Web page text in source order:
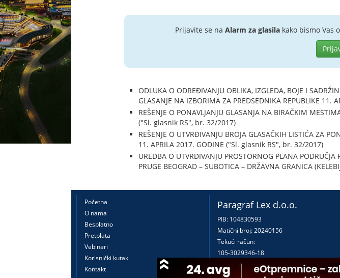
Prijavite se na Alarm za glasilakako bismo Vas
ODLUKA O ODREĐIVANJU OBLIKA, IZGLEDA, BOJE I
GLASANJE NA IZBORIMA ZA PREDSEDNIKA REPUBLIKE
REŠENJE O PONAVLJANJU GLASANJA NA BIRAČKIM
("Sl. glasnik RS", br. 32/2017)
REŠENJE O UTVRĐIVANJU BROJA GLASAČKIH LISTIĆA ZA
11. APRILA 2017. GODINE ("Sl. glasnik RS", br. 32/2017)
UREDBA O UTVRĐIVANJU PROSTORNOG PLANA
PRUGE BEOGRAD – SUBOTICA – DRŽAVNA GRANICA
Početna
O nama
Besplatno
Pretplata
Vebinari
Korisnički kutak
Kontakt
Paragraf Lex d.o.o.
PIB: 104830593
Matični broj: 20240156
Tekući račun:
105-3029346-18
160-0000000380290-23